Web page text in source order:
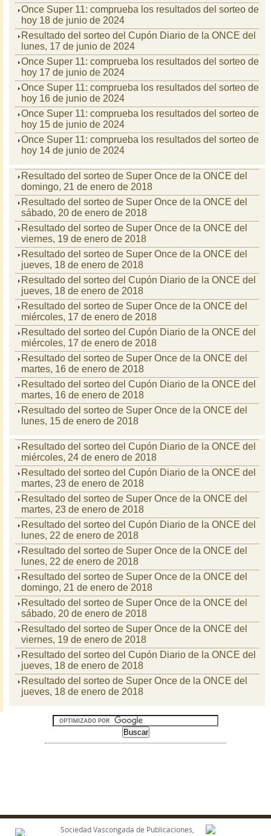
Once Super 11: comprueba los resultados del sorteo de
hoy 18 de junio de 2024
Resultado del sorteo del Cupón Diario de la ONCE del
lunes, 17 de junio de 2024
Once Super 11: comprueba los resultados del sorteo de
hoy 17 de junio de 2024
Once Super 11: comprueba los resultados del sorteo de
hoy 16 de junio de 2024
Once Super 11: comprueba los resultados del sorteo de
hoy 15 de junio de 2024
Once Super 11: comprueba los resultados del sorteo de
hoy 14 de junio de 2024
Resultado del sorteo de Super Once de la ONCE del
domingo, 21 de enero de 2018
Resultado del sorteo de Super Once de la ONCE del
sábado, 20 de enero de 2018
Resultado del sorteo de Super Once de la ONCE del
viernes, 19 de enero de 2018
Resultado del sorteo de Super Once de la ONCE del
jueves, 18 de enero de 2018
Resultado del sorteo del Cupón Diario de la ONCE del
jueves, 18 de enero de 2018
Resultado del sorteo de Super Once de la ONCE del
miércoles, 17 de enero de 2018
Resultado del sorteo del Cupón Diario de la ONCE del
miércoles, 17 de enero de 2018
Resultado del sorteo de Super Once de la ONCE del
martes, 16 de enero de 2018
Resultado del sorteo del Cupón Diario de la ONCE del
martes, 16 de enero de 2018
Resultado del sorteo de Super Once de la ONCE del
lunes, 15 de enero de 2018
Resultado del sorteo del Cupón Diario de la ONCE del
miércoles, 24 de enero de 2018
Resultado del sorteo del Cupón Diario de la ONCE del
martes, 23 de enero de 2018
Resultado del sorteo de Super Once de la ONCE del
martes, 23 de enero de 2018
Resultado del sorteo del Cupón Diario de la ONCE del
lunes, 22 de enero de 2018
Resultado del sorteo de Super Once de la ONCE del
lunes, 22 de enero de 2018
Resultado del sorteo de Super Once de la ONCE del
domingo, 21 de enero de 2018
Resultado del sorteo de Super Once de la ONCE del
sábado, 20 de enero de 2018
Resultado del sorteo de Super Once de la ONCE del
viernes, 19 de enero de 2018
Resultado del sorteo del Cupón Diario de la ONCE del
jueves, 18 de enero de 2018
Resultado del sorteo de Super Once de la ONCE del
jueves, 18 de enero de 2018
Sociedad Vascongada de Publicaciones,